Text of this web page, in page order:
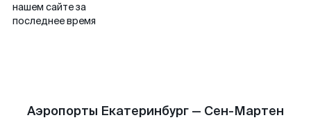
нашем сайте за
последнее время
Аэропорты Екатеринбург — Сен-Мартен